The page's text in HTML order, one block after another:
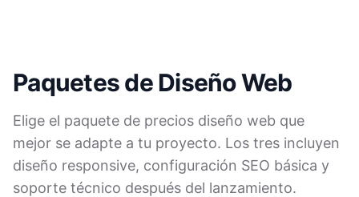
Paquetes de Diseño Web
Elige el paquete de precios diseño web que
mejor se adapte a tu proyecto. Los tres incluyen
diseño responsive, configuración SEO básica y
soporte técnico después del lanzamiento.